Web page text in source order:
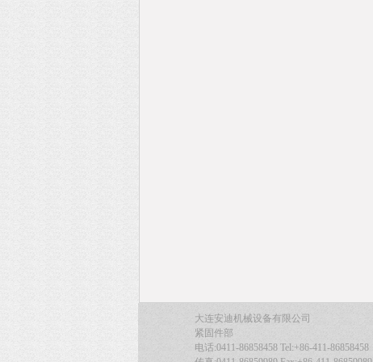
大连安迪机械设备有限公司
紧固件部
电话:0411-86858458 Tel:+86-411-86858458